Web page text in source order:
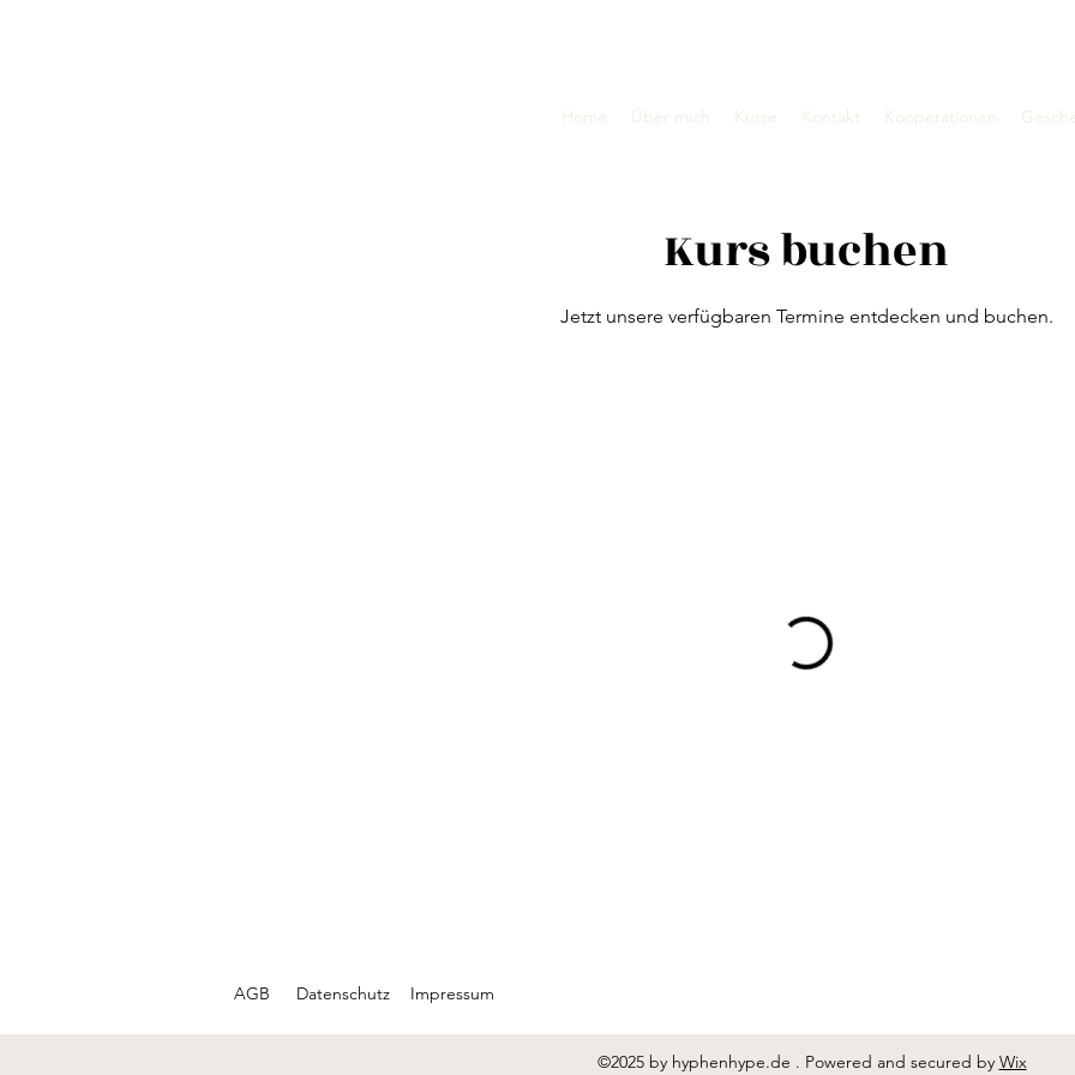
Über mich Kontakt Kooperationen
Kurs buchen
Jetzt unsere verfügbaren Termine entdecken und buchen.
AGB Datenschutz Impressum
©2025 by hyphenhype.de . Powered and secured by Wix